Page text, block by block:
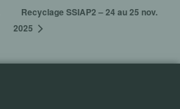
Recyclage SSIAP2 – 24 au 25 nov.
2025